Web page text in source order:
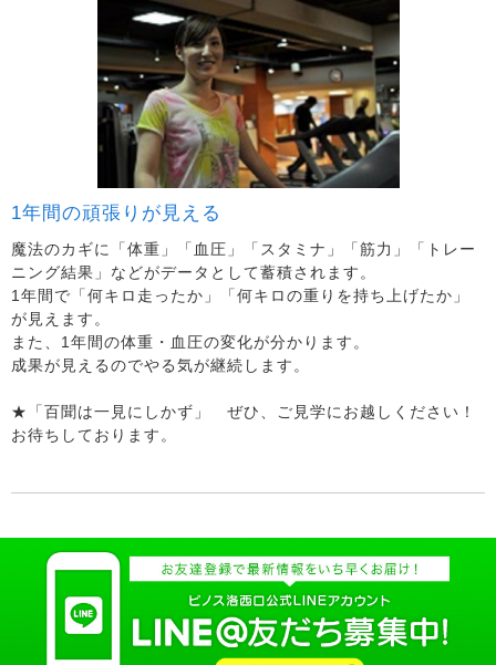
1年間の頑張りが見える
魔法のカギに「体重」「血圧」「スタミナ」「筋力」「トレー
ニング結果」などがデータとして蓄積されます。
1年間で「何キロ走ったか」「何キロの重りを持ち上げたか」
が見えます。
また、1年間の体重・血圧の変化が分かります。
成果が見えるのでやる気が継続します。
★「百聞は一見にしかず」 ぜひ、ご見学にお越しください！
お待ちしております。